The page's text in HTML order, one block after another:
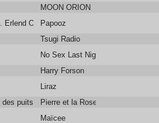
MOON ORION
Erlend Oye)Papooz
Tsugi Radio
No Sex Last Night
Harry Forson
Liraz
puits de misère
Pierre et la Rose
Maïcee